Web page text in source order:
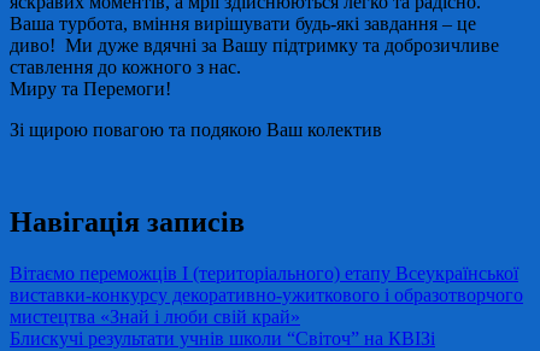
Ваша турбота, вміння вирішувати будь-які завдання – це
диво! Ми дуже вдячні за Вашу підтримку та доброзичливе
ставлення до кожного з нас.
Миру та Перемоги!
Зі щирою повагою та подякою Ваш колектив
Навігація записів
Вітаємо переможців І (територіального) етапу Всеукраїнської
виставки-конкурсу декоративно-ужиткового і образотворчого
мистецтва «Знай і люби свій край»
Блискучі результати учнів школи “Світоч” на КВІЗі